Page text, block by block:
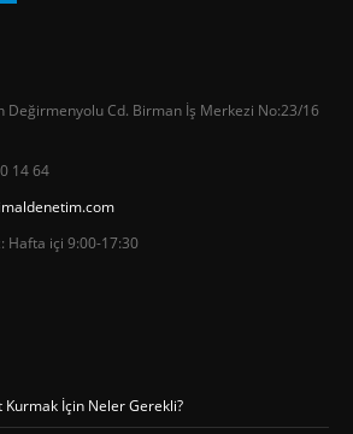
Değirmenyolu Cd. Birman İş Merkezi No:23/16
14 64
Hafta içi 9:00-17:30
İçin Neler Gerekli?